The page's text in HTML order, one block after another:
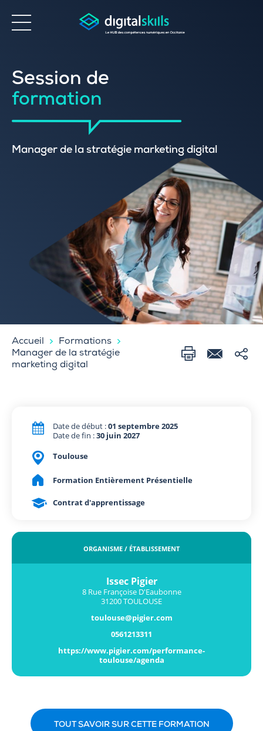
Accessibilité
Session de
formation
Manager de la stratégie marketing digital
Accueil
Formations
Manager de la stratégie
marketing digital
Date de début :01 septembre 2025
Date de fin :30 juin 2027
Toulouse
Formation Entièrement Présentielle
Contrat d'apprentissage
ORGANISME / ÉTABLISSEMENT
Issec Pigier
8 Rue Françoise D'Eaubonne
31200 TOULOUSE
toulouse@pigier.com
0561213311
https://www.pigier.com/performance-
toulouse/agenda
TOUT SAVOIR SUR CETTE FORMATION